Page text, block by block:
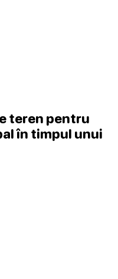
teren pentru
în timpul unui